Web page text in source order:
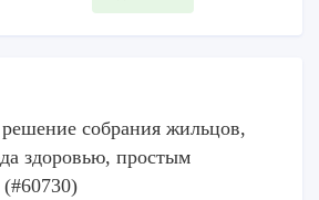
собрания жильцов,
здоровью, простым